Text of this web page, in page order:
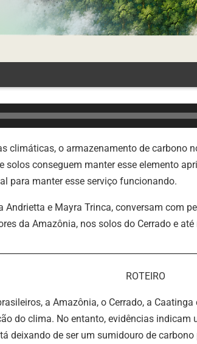
climáticas, o armazenamento de carbono
solos conseguem manter esse elemento
para manter esse serviço funcionando.
Andrietta e Mayra Trinca, conversam com
da Amazônia, nos solos do Cerrado e
ROTEIRO
a Amazônia, o Cerrado, a
do clima. No entanto, evidências
deixando de ser um sumidouro de